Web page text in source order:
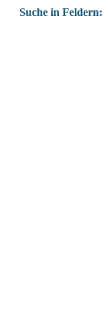
Suche in Feldern: